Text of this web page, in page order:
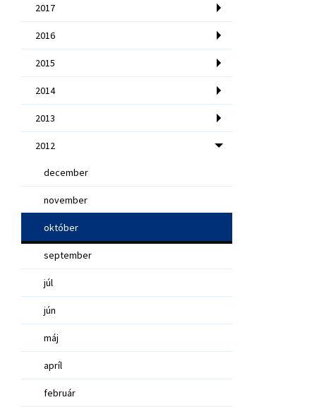
2017
2016
2015
2014
2013
2012
december
november
október
september
júl
jún
máj
apríl
február